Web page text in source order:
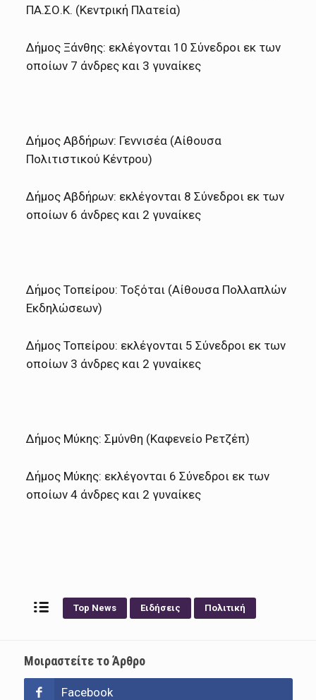
ΠΑ.ΣΟ.Κ. (Κεντρική Πλατεία)
Δήμος Ξάνθης: εκλέγονται 10 Σύνεδροι εκ των
οποίων 7 άνδρες και 3 γυναίκες
Δήμος Αβδήρων: Γεννισέα (Αίθουσα
Πολιτιστικού Κέντρου)
Δήμος Αβδήρων: εκλέγονται 8 Σύνεδροι εκ των
οποίων 6 άνδρες και 2 γυναίκες
Δήμος Τοπείρου: Τοξόται (Αίθουσα Πολλαπλών
Εκδηλώσεων)
Δήμος Τοπείρου: εκλέγονται 5 Σύνεδροι εκ των
οποίων 3 άνδρες και 2 γυναίκες
Δήμος Μύκης: Σμύνθη (Καφενείο Ρετζέπ)
Δήμος Μύκης: εκλέγονται 6 Σύνεδροι εκ των
οποίων 4 άνδρες και 2 γυναίκες
Top News Ειδήσεις Πολιτική
Μοιραστείτε το Άρθρο
Facebook